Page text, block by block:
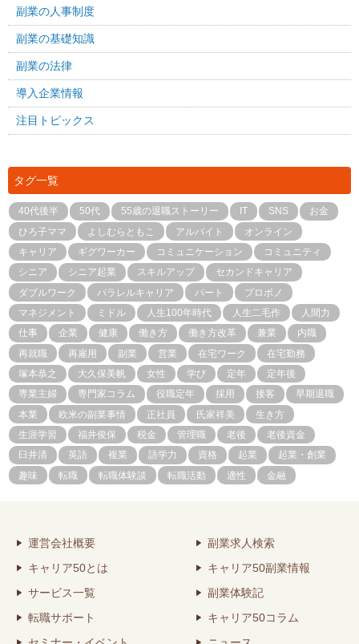
副業の人事制度
副業の基礎知識
副業の法律
導入企業情報
注目トピックス
タグ一覧
40代後半 50代 55歳の退職ストーリー IT SNS
お金
ひろ子ママ
よしむらともこ アルバイト
オンライン
キャリア
ギグワーカー コミュニケーション
コミュニティ
シニア
シニア起業 スキルアップ
セカンドキャリア
ダブルワーク
パラレルキャリア パート
プロボノ
マネジメント
ミドル 人生100年時代 人生二毛作
人間力
仕事
企業 健康 働き方 働き方改革 兼業
内職
再就職
再雇用 副業 営業 在宅ワーク
在宅勤務
塚本恭之
大久保美帆 女性 学び 定年
定年後
専業主婦
専門家コラム 役職定年 採用 接客
早期退職
本業
欧米の副業事情 正社員 氏家祥美
生き方
生涯学習
福井俊保 税金 管理職 老後
老後資金
臼井清
英語 複業 語学力 資格 起業
起業・創業
趣味
転職 転職体験談 転職活動 適性 金融
運営会社概要
キャリア50とは
サービス一覧
転職サポート
副業求人検索
キャリア50副業情報
副業体験記
キャリア50コラム